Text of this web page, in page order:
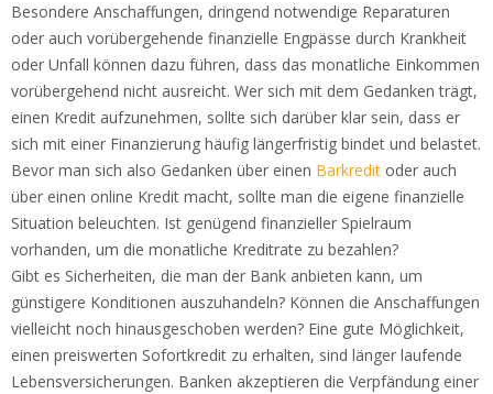
Besondere Anschaffungen, dringend notwendige Reparaturen
oder auch vorübergehende finanzielle Engpässe durch Krankheit
oder Unfall können dazu führen, dass das monatliche Einkommen
vorübergehend nicht ausreicht. Wer sich mit dem Gedanken trägt,
einen Kredit aufzunehmen, sollte sich darüber klar sein, dass er
sich mit einer Finanzierung häufig längerfristig bindet und belastet.
Bevor man sich also Gedanken über einen Barkredit oder auch
über einen online Kredit macht, sollte man die eigene finanzielle
Situation beleuchten. Ist genügend finanzieller Spielraum
vorhanden, um die monatliche Kreditrate zu bezahlen?
Gibt es Sicherheiten, die man der Bank anbieten kann, um
günstigere Konditionen auszuhandeln? Können die Anschaffungen
vielleicht noch hinausgeschoben werden? Eine gute Möglichkeit,
einen preiswerten Sofortkredit zu erhalten, sind länger laufende
Lebensversicherungen. Banken akzeptieren die Verpfändung einer